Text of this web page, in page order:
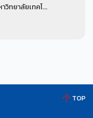
วิทยาลัยเทคโ...
TOP